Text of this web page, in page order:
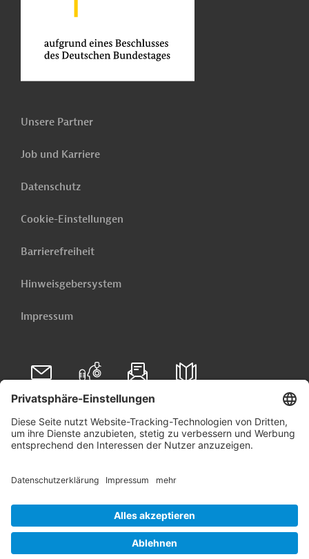
Unsere Partner
Job und Karriere
Datenschutz
Cookie-Einstellungen
Barrierefreiheit
Hinweisgebersystem
Impressum
Folgen Sie uns auf
Linkedin
© 2026 Germany Trade & Invest